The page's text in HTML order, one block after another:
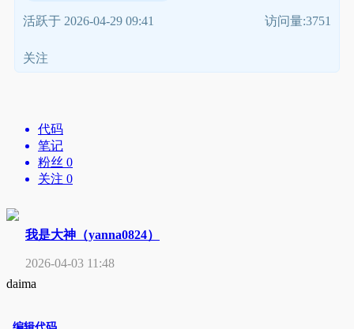
活跃于 2026-04-29 09:41 访问量:3751
关注
代码
笔记
粉丝 0
关注 0
我是大神（yanna0824）
2026-04-03 11:48
daima